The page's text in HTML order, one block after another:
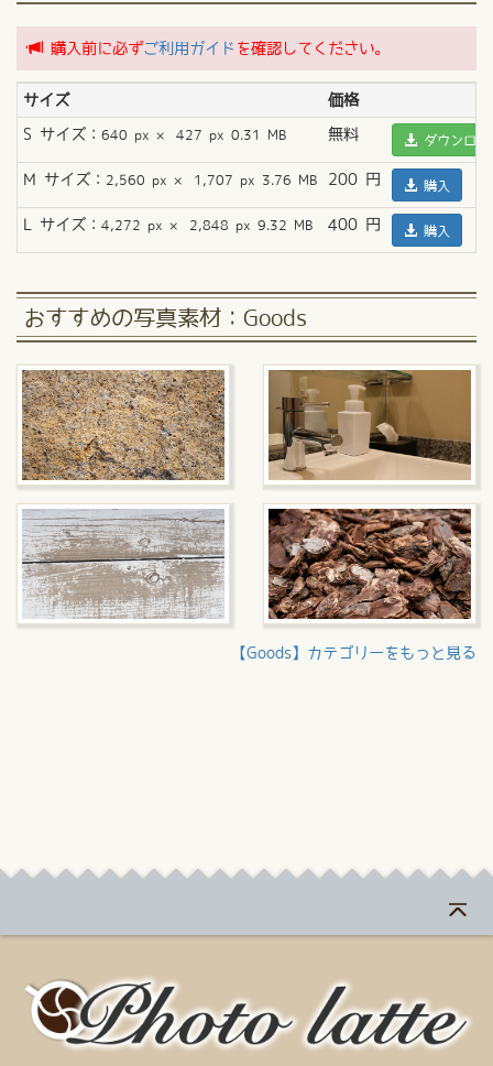
購入前に必ずご利用ガイド を確認してください。
サイズ 価格
S サイズ： 640 px × 427 px 0.31 MB 無料 ダウンロー
M サイズ： 2,560 px × 1,707 px 3.76 MB 200 円 購入
L サイズ： 4,272 px × 2,848 px 9.32 MB 400 円 購入
おすすめの写真素材：Goods
【Goods】カテゴリーをもっと見る